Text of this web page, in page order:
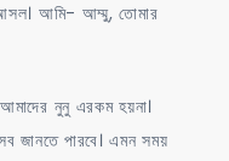
আমি- আম্মু, তোমার
নুনু এরকম হয়না।
পারবে। এমন সময়